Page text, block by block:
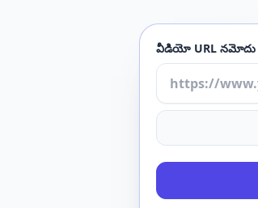
వీడియో URL